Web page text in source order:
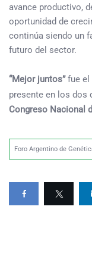
avance productivo,
oportunidad de
continúa siendo un
futuro del sector.
“Mejor juntos”fue el
presente en los dos
Congreso Nacional
Foro Argentino de